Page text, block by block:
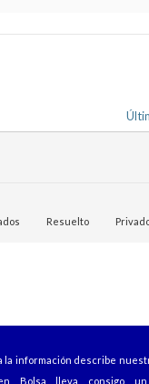
Resuelto
la información describe
Bolsa lleva consigo